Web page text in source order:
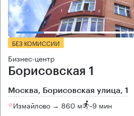
БЕЗ КОМИССИИ
Бизнес-центр
Борисовская 1
Москва, Борисовская улица, 1
Измайлово → 860 м ~9 мин